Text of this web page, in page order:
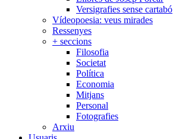
Versigrafies sense cartabó
Vídeopoesia: veus mirades
Ressenyes
+ seccions
Filosofia
Societat
Política
Economia
Mitjans
Personal
Fotografies
Arxiu